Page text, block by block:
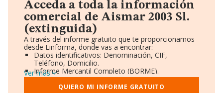
Acceda a toda la información
comercial de Aismar 2003 Sl.
(extinguida)
A través del informe gratuito que te proporcionamos
desde Einforma, donde vas a encontrar:
Datos identificativos: Denominación, CIF,
Teléfono, Domicilio.
Informe Mercantil Completo (BORME).
Gráficos de Evolución Ventas y Empleados.
Consejo de Administración y Administradores.
Ver más
QUIERO MI INFORME GRATUITO